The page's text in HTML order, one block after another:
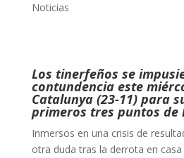
Noticias
Los tinerfeños se
contundencia este
Catalunya (23-11) para
primeros tres puntos de
Inmersos en una crisis de
otra duda tras la derrota en